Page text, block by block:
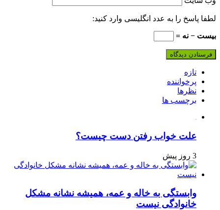
لطفا پاسخ را به عدد انگلیسی وارد کنید:
بیست − نه =
تازه
پرخواننده
نظرها
برچسب ها
علت خواب رفتن دست چیست؟
3 روز پیش
وابستگی به خاله و عمه، همیشه نشانه مشکل
خانوادگی نیست